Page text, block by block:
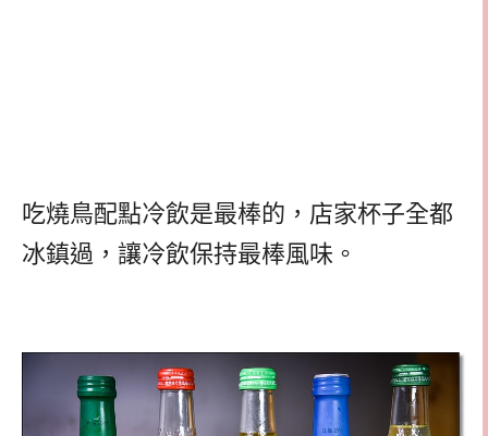
吃燒鳥配點冷飲是最棒的，店家杯子全都
冰鎮過，讓冷飲保持最棒風味。